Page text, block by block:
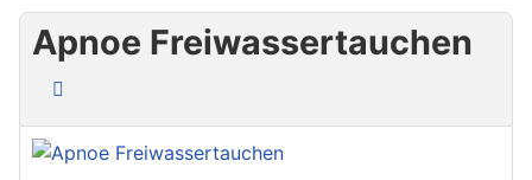
Apnoe Freiwassertauchen